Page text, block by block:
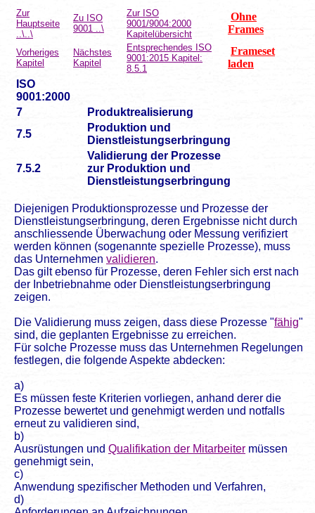
Zur
Hauptseite
..\..\
Zu ISO
9001 ..\
Zur ISO
9001/9004:2000
Kapitelübersicht
Ohne
Frames
Vorheriges
Kapitel
Nächstes
Kapitel
Entsprechendes ISO
9001:2015 Kapitel:
8.5.1
Frameset
laden
ISO
9001:2000
7
Produktrealisierung
7.5
Produktion und
Dienstleistungserbringung
7.5.2
Validierung der Prozesse
zur Produktion und
Dienstleistungserbringung
Diejenigen Produktionsprozesse und Prozesse der
Dienstleistungserbringung, deren Ergebnisse nicht durch
anschliessende Überwachung oder Messung verifiziert
werden können (sogenannte spezielle Prozesse), muss
das Unternehmen validieren.
Das gilt ebenso für Prozesse, deren Fehler sich erst nach
der Inbetriebnahme oder Dienstleistungserbringung
zeigen.
Die Validierung muss zeigen, dass diese Prozesse "fähig"
sind, die geplanten Ergebnisse zu erreichen.
Für solche Prozesse muss das Unternehmen Regelungen
festlegen, die folgende Aspekte abdecken:
a)
Es müssen feste Kriterien vorliegen, anhand derer die
Prozesse bewertet und genehmigt werden und notfalls
erneut zu validieren sind,
b)
Ausrüstungen und Qualifikation der Mitarbeiter müssen
genehmigt sein,
c)
Anwendung spezifischer Methoden und Verfahren,
d)